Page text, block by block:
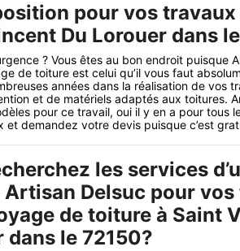
pour vos travaux
Du Lorouer dans
? Vous êtes au bon endroit puisque
de toiture est celui qu’il vous faut
années dans la réalisation de vos
et de matériels adaptés aux toitures.
pour ce travail, oui il y en a pour tous
demandez votre devis puisque c’est
les services
Artisan Delsuc pour
de toiture à Saint
dans le 72150?